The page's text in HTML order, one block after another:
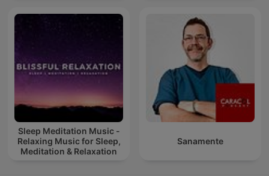
Sleep Meditation Music -
Relaxing Music for Sleep,
Meditation & Relaxation
Sanamente